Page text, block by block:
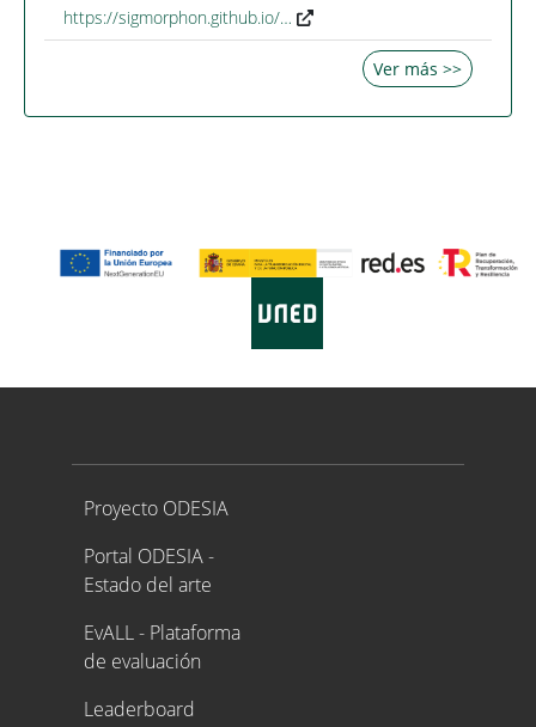
https://sigmorphon.github.io/…
Ver más >>
Proyecto ODESIA
Proyecto ODESIA
Portal ODESIA -
Estado del arte
EvALL - Plataforma
de evaluación
Leaderboard